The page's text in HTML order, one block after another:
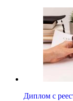
Диплом с